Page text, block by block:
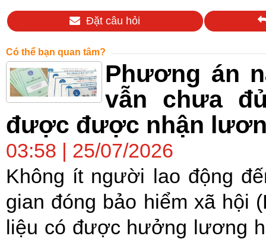
Đặt câu hỏi
Có thể bạn quan tâm?
Phương án
vẫn chưa
được được nhận
03:58 | 25/07/2026
Không ít người lao động
gian đóng bảo hiểm xã hội
liệu có được hưởng lương